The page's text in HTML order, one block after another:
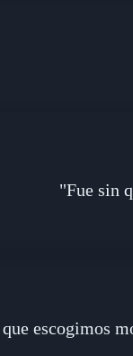
"Fue sin
que escogimos